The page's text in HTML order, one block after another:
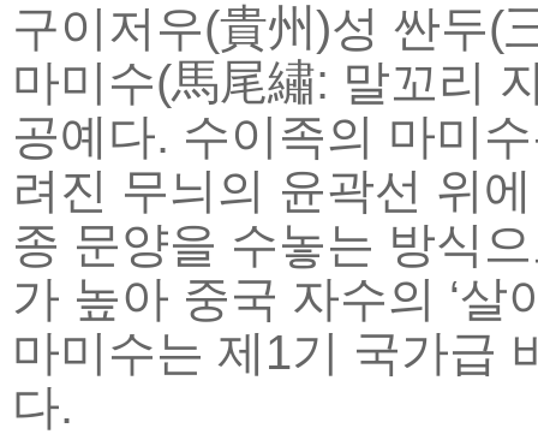
구이저우(貴州)성 싼두(
마미수(馬尾繡: 말꼬리
공예다. 수이족의 마미
려진 무늬의 윤곽선 위
종 문양을 수놓는 방식
가 높아 중국 자수의 ‘살
마미수는 제1기 국가급
다.